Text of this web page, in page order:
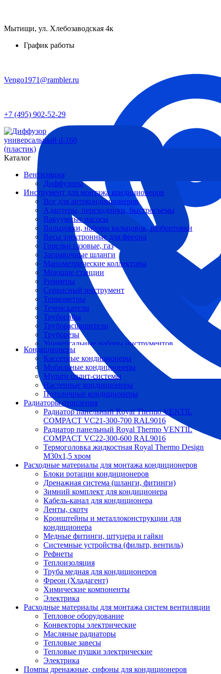
Мытищи, ул. Хлебозаводская 4к
График работы
Vengo1971@rambler.ru
+7 (495) 902-52-29
Каталог
Вентиляция
Диффузоры
Инструмент для монтажа кондиционеров
Все для автокондиционеров
Адаптеры, переходники, быстросъемы
Вакуумные насосы
Вальцовки, наборы вальцовок, разбортовки
Весы электронные для фреона
Горелки газовые, газ
Заправочные шланги
Манометрические коллекторы
Моющие станции
Риммеры
Сервисный инструмент
Термометры
Течеискатели
Трубогибы
Труборасширители
Труборезы
Универсальные наборы инструментов
Кондиционеры
Кассетные кондиционеры
Мобильные кондиционеры
Мульти сплит-системы
Настенные кондиционеры
Потолочные кондиционеры
Радиаторы отопления
Радиатор панельный Royal Thermo VENTIL
COMPACT VC21-300-700 RAL9016
Радиатор панельный Royal Thermo VENTIL
COMPACT VC22-300-600 RAL9016
Термоголовка жидкостная Royal Thermo Design
M30х1,5 хром
Расходные материалы для монтажа кондиционеров
Блоки ротации кондиционеров
Дренажная система (шланги, фитинги)
Зимний комплект для кондиционера
Кабель-канал для кондиционера
Ленты, скотч
Кронштейны и металлоконструкции для
кондиционера
Медные фитинги, штуцера и гайки
Системные устройства (фильтр, вентиль)
Рефнеты
Теплоизоляция
Труба медная для кондиционеров
Фреон (Хладагент)
Химические компоненты
Электрика
Расходные материалы для монтажа систем вентиляции
Тепловое оборудование
Конвекторы электрические
Масляные радиаторы
Тепловые завесы
Тепловые пушки электрические
Электрика
Помпы дренажные, сифоны для кондиционеров